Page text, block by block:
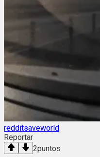
redditsaveworld
Reportar
2puntos